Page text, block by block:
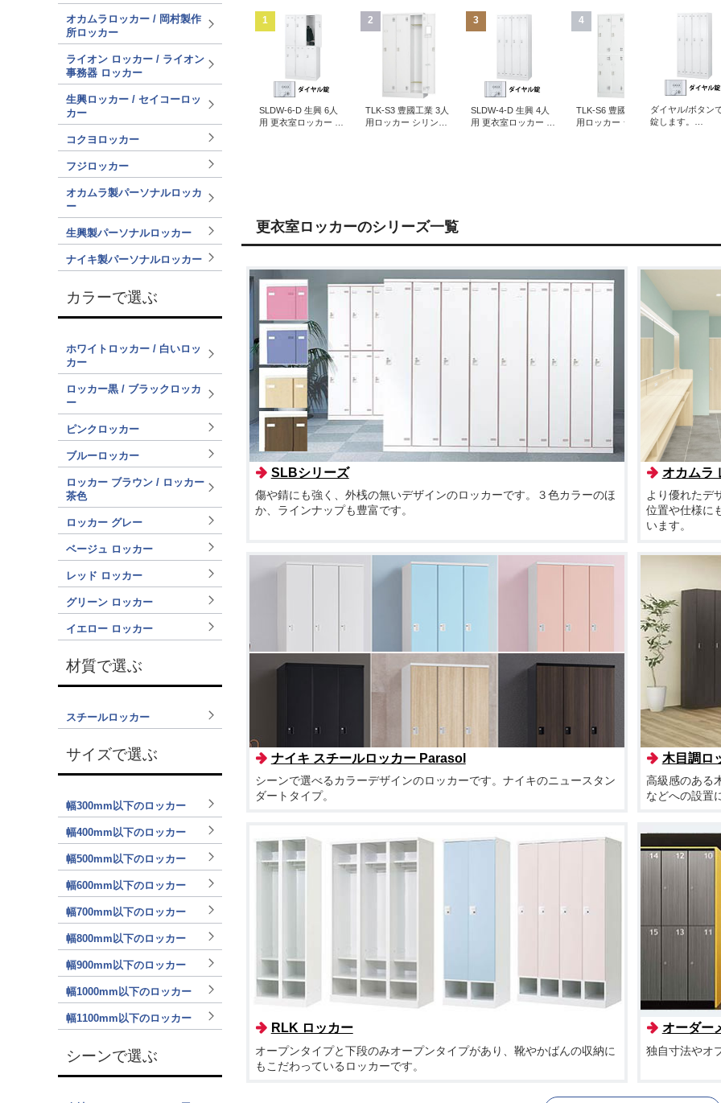
1
SLDW-6-D 生興 6人
用 更衣室ロッカー 外
2
TLK-S3 豊國工業 3人
用ロッカー シリンダ
3
SLDW-4-D 生興 4人
用 更衣室ロッカー 外
4
TLK-S6 豊國工業 6人
用ロッカー シリンダ
5
LK3JN-
ロッカー
ダイヤル/ボタン
錠します。
更衣室ロッカーのシリーズ一覧
SLBシリーズ
傷や錆にも強く、外桟の無いデザインのロッカーです。３色カラーのほ
か、ラインナップも豊富です。
オカムラ
より優れたデ
位置や仕様に
います。
ナイキ スチールロッカー Parasol
シーンで選べるカラーデザインのロッカーです。ナイキのニュースタン
ダートタイプ。
木目調ロ
高級感のある
などへの設置
RLK ロッカー
オープンタイプと下段のみオープンタイプがあり、靴やかばんの収納に
もこだわっているロッカーです。
オーダー
独自寸法やオ
オカムラロッカー / 岡村製作
所ロッカー
ライオン ロッカー / ライオン
事務器 ロッカー
生興ロッカー / セイコーロッ
カー
コクヨロッカー
フジロッカー
オカムラ製パーソナルロッカ
ー
生興製パーソナルロッカー
ナイキ製パーソナルロッカー
カラーで選ぶ
ホワイトロッカー / 白いロッ
カー
ロッカー黒 / ブラックロッカ
ー
ピンクロッカー
ブルーロッカー
ロッカー ブラウン / ロッカー
茶色
ロッカー グレー
ベージュ ロッカー
レッド ロッカー
グリーン ロッカー
イエロー ロッカー
材質で選ぶ
スチールロッカー
サイズで選ぶ
幅300mm以下のロッカー
幅400mm以下のロッカー
幅500mm以下のロッカー
幅600mm以下のロッカー
幅700mm以下のロッカー
幅800mm以下のロッカー
幅900mm以下のロッカー
幅1000mm以下のロッカー
幅1100mm以下のロッカー
シーンで選ぶ